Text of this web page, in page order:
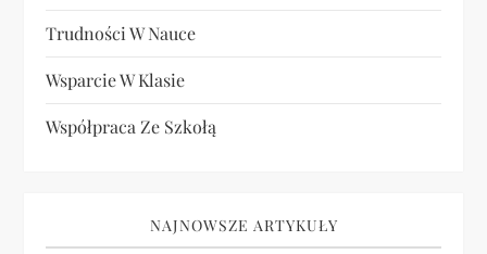
Trudności W Nauce
Wsparcie W Klasie
Współpraca Ze Szkołą
NAJNOWSZE ARTYKUŁY